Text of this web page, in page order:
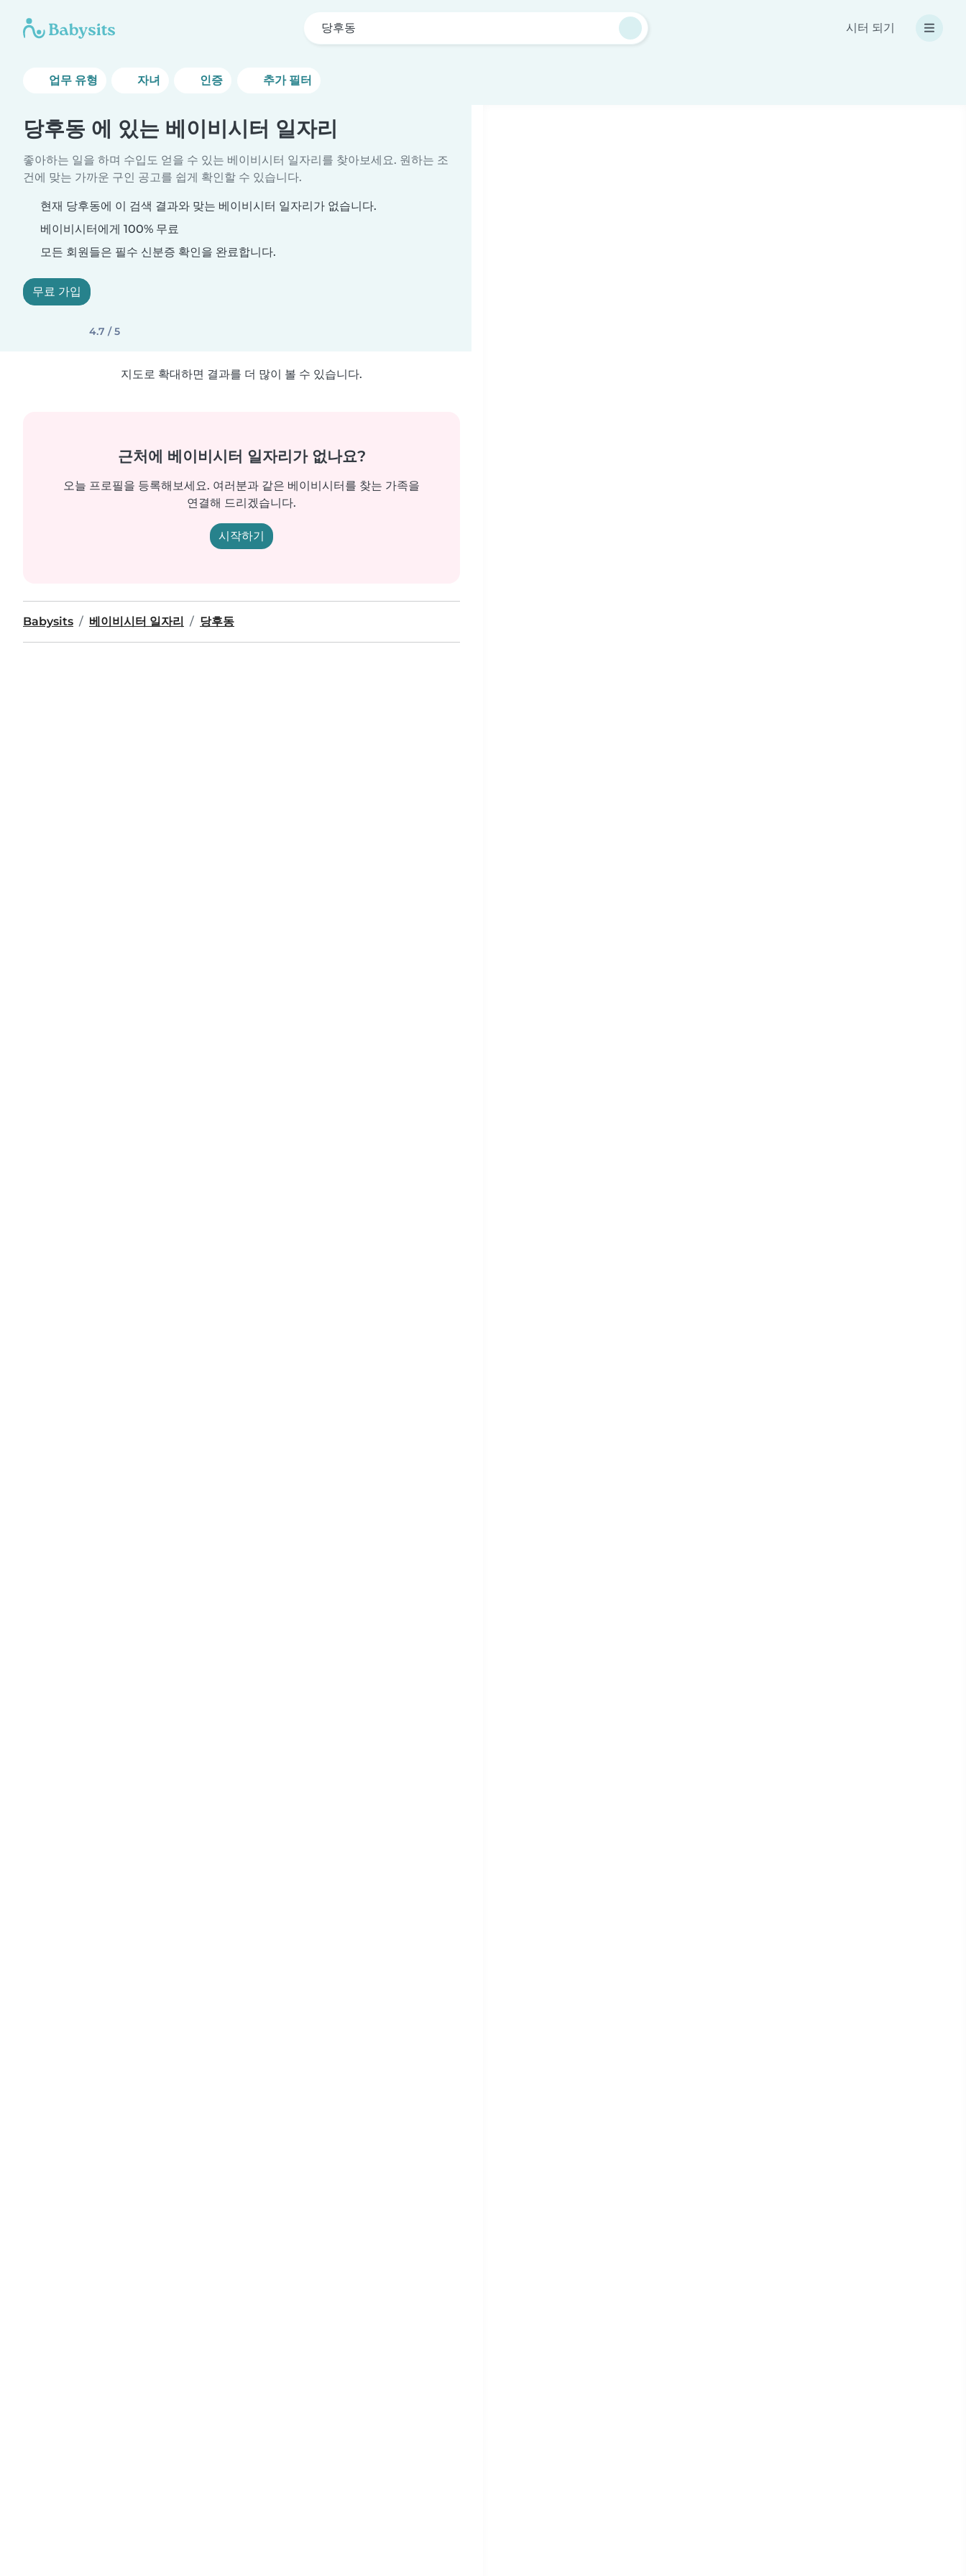
당후동 시터 되기
업무 유형 자녀 인증 추가 필터
당후동 에 있는 베이비시터 일자리
좋아하는 일을 하며 수입도 얻을 수 있는 베이비시터 일자리를 찾아보세요. 원하는 조
건에 맞는 가까운 구인 공고를 쉽게 확인할 수 있습니다.
현재 당후동에 이 검색 결과와 맞는 베이비시터 일자리가 없습니다.
베이비시터에게 100% 무료
모든 회원들은 필수 신분증 확인을 완료합니다.
무료 가입
4.7 / 5
지도로 확대하면 결과를 더 많이 볼 수 있습니다.
근처에 베이비시터 일자리가 없나요?
오늘 프로필을 등록해보세요. 여러분과 같은 베이비시터를 찾는 가족을
연결해 드리겠습니다.
시작하기
Babysits 베이비시터 일자리 당후동